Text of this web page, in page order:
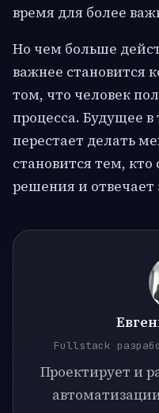
время для более
Но чем больше
важнее становится
том, что человек
процесса. Будущее
перестает делать
становится тем,
решения и отвечает
Fullstack
Проектирует и